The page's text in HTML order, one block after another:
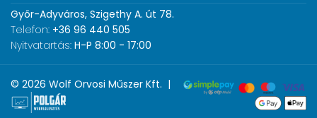
Győr-Adyváros, Szigethy A. út 78.
Telefon: +36 96 440 505
Nyitvatartás: H-P 8:00 - 17:00
© 2026 Wolf Orvosi Műszer Kft. |